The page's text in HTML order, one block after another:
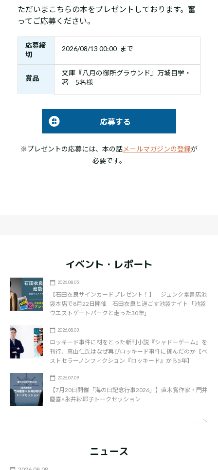
ただいまこちらの本をプレゼントしております。奮
ってご応募ください。
応募締
切
2026/08/13 00:00 まで
賞品
文庫『八月の御所グラウンド』万城目学・
著 5名様
応募する
※プレゼントの応募には、本の話メールマガジンの登録が
必要です。
イベント・レポート
2026.08.05
【石田衣良サインカードプレゼント！】 ジュンク堂書店池
袋本店で8月22日開催 石田衣良と過ごす池袋ナイト「池袋
ウエストゲートパークと走った30年」
2026.08.03
ロッキード事件に材をとった新刊小説『シャドーゲーム』を
刊行、真山仁氏はなぜ再びロッキード事件に挑んだのか【ベ
ストセラーノンフィクション『ロッキード』から5年】
2026.07.09
【7月20日開催「海の日記念行事2026」】直木賞作家・門井
慶喜×永井紗耶子トークセッション
ニュース